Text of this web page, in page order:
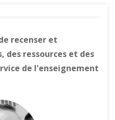
recenser et
ressources et des
de l'enseignement